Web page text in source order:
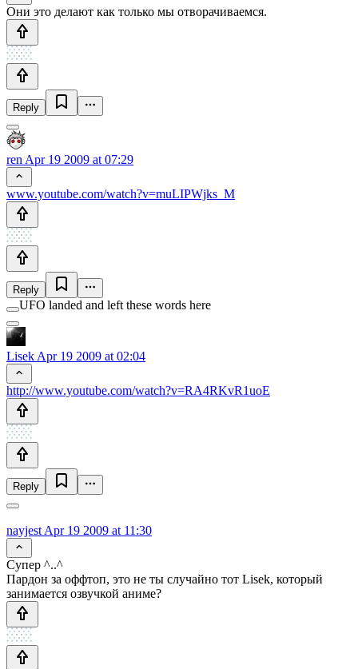
Они это делают как только мы отворачиваемся.
Reply
ren Apr 19 2009 at 07:29
www.youtube.com/watch?v=muLIPWjks_M
Reply
UFO landed and left these words here
Lisek Apr 19 2009 at 02:04
http://www.youtube.com/watch?v=RA4RKvR1uoE
Reply
nayjest Apr 19 2009 at 11:30
Супер ^..^
Пардон за оффтоп, это не ты случайно тот Lisek, который
занимается озвучкой аниме?